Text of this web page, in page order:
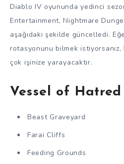
Diablo IV oyununda yedinci
Entertainment, Nightmare
aşağıdaki şekilde güncelledi.
rotasyonunu bilmek istiyorsanız,
çok işinize yarayacaktır.
Vessel of
Beast Graveyard
Farai Cliffs
Feeding Grounds